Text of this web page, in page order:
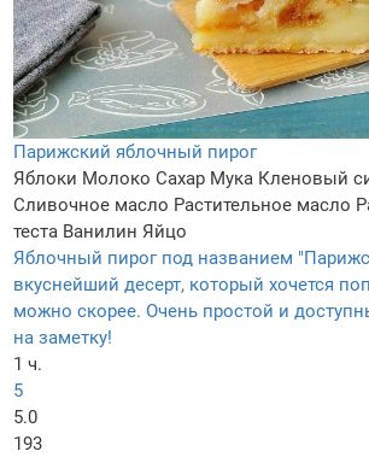
Парижский яблочный пирог
Яблоки Молоко Сахар Мука Кленовый
Сливочное масло Растительное масло
теста Ванилин Яйцо
Яблочный пирог под названием
вкуснейший десерт, который хочется
можно скорее. Очень простой и
на заметку!
1 ч.
5
5.0
193